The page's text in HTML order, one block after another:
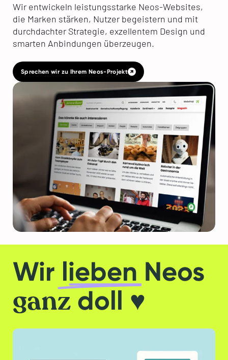
Wir entwickeln leistungsstarke Neos-Websites,
die Marken stärken, Nutzer begeistern und mit
durchdachter Strategie, exzellentem Design und
smarten Anbindungen überzeugen.
Sprechen wir zu Ihrem Neos-Projekt
Wir lieben Neos
ganzdoll ♥